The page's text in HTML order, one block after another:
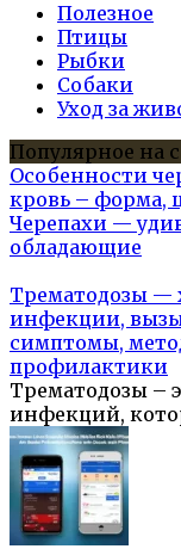
Полезное
Птицы
Рыбки
Собаки
Уход за
Популярное на
Особенности
кровь – форма,
Черепахи —
обладающие
Трематодозы —
инфекции,
симптомы,
профилактики
Трематодозы –
инфекций,